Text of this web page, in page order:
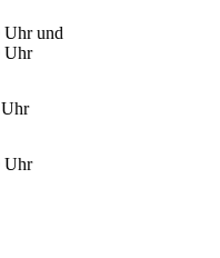
Uhr und
Uhr
Uhr